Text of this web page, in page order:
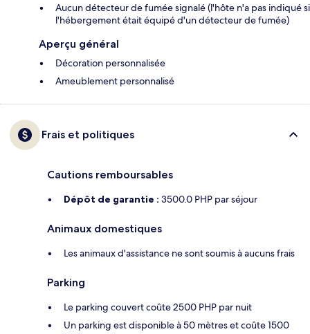
Aucun détecteur de fumée signalé (l'hôte n'a pas indiqué si
l'hébergement était équipé d'un détecteur de fumée)
Aperçu général
Décoration personnalisée
Ameublement personnalisé
Frais et politiques
Cautions remboursables
Dépôt de garantie : 3500.0 PHP par séjour
Animaux domestiques
Les animaux d'assistance ne sont soumis à aucuns frais
Parking
Le parking couvert coûte 2500 PHP par nuit
Un parking est disponible à 50 mètres et coûte 1500